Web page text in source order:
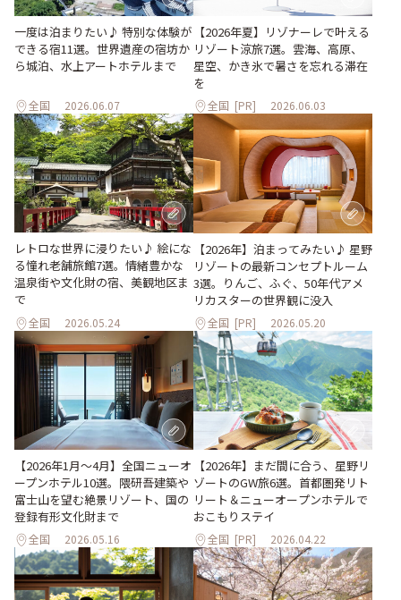
一度は泊まりたい♪ 特別な体験が
できる宿11選。世界遺産の宿坊か
ら城泊、水上アートホテルまで
全国 2026.06.07
【2026年夏】リゾナーレで叶える
リゾート涼旅7選。雲海、高原、
星空、かき氷で暑さを忘れる滞在
を
全国 [PR] 2026.06.03
レトロな世界に浸りたい♪ 絵にな
る憧れ老舗旅館7選。情緒豊かな
温泉街や文化財の宿、美観地区ま
で
全国 2026.05.24
【2026年】泊まってみたい♪ 星野
リゾートの最新コンセプトルーム
3選。りんご、ふぐ、50年代アメ
リカスターの世界観に没入
全国 [PR] 2026.05.20
【2026年1月～4月】全国ニューオ
ープンホテル10選。隈研吾建築や
富士山を望む絶景リゾート、国の
登録有形文化財まで
全国 2026.05.16
【2026年】まだ間に合う、星野リ
ゾートのGW旅6選。首都圏発リト
リート＆ニューオープンホテルで
おこもりステイ
全国 [PR] 2026.04.22